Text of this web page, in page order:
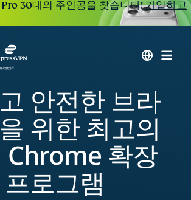
30대의 주인공을 찾습니다!가입하고
안전한 브라
위한 최고의
Chrome 확장
프로그램